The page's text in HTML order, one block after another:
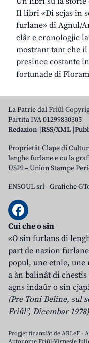
Il libri «Di scjas in
furlane» di Agnul/
clâr e cronologjic
mostrant tant che
presince costante
fortunade di
La Patrie dal Friûl
Partita IVA 01299830305
Redazion RSS/XML
Proprietât Clape di
lenghe furlane e cu la
USPI – Union Stampe
ENSOUL srl-Grafiche
Cui che o sin
«O sin furlans di
part de nazion
popul, une etnie, une
a àn balinât di
agns indaûr o sin
(Pre Toni Beline, sul
Friûl”, Dicembar 1978)
Progjet finanziât de ARLeF -